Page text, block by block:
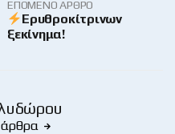
ΕΠΌΜΕΝΟ ΆΡΘΡΟ
Ερυθροκίτρινων
ξεκίνημα!